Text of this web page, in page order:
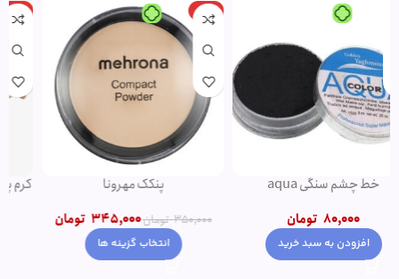
پنکک مهرونا
350,000 تومان345,000
انتخاب گزینه ها
-20%
کرم پودر پمپی دتوکس نوت | پوشش
1,500,000 تومان–
1,200,000 تومان
انتخاب گزینه ها